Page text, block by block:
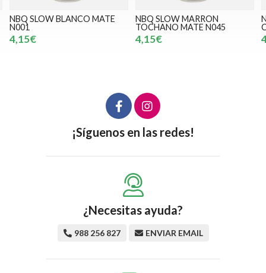
NBQ SLOW MARRON
NBQ SLOW ROJO
CALIMOCHO MATE
¡Síguenos en las redes!
¿Necesitas ayuda?
988 256 827 ENVIAR EMAIL